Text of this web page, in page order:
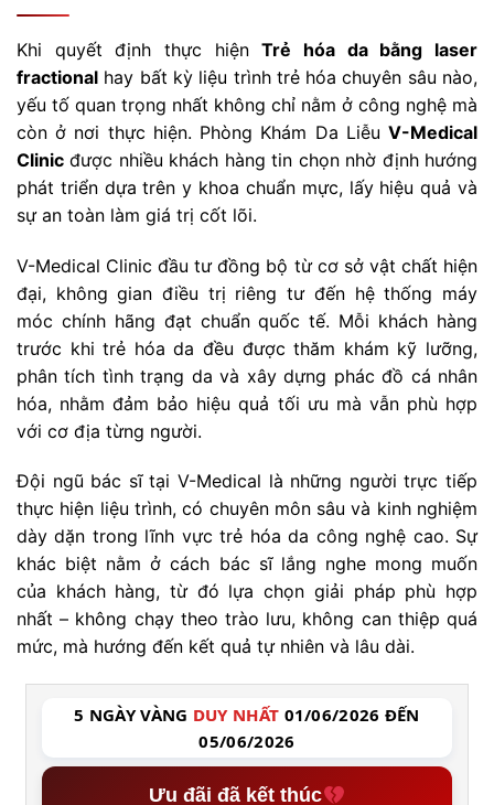
Khi quyết định thực hiệnTrẻ hóa da bằng laser
fractional hay bất kỳ liệu trình trẻ hóa chuyên sâu nào,
yếu tố quan trọng nhất không chỉ nằm ở công nghệ mà
còn ở nơi thực hiện. Phòng Khám Da Liễu V-Medical
Clinic được nhiều khách hàng tin chọn nhờ định hướng
phát triển dựa trên y khoa chuẩn mực, lấy hiệu quả và
sự an toàn làm giá trị cốt lõi.
V-Medical Clinic đầu tư đồng bộ từ cơ sở vật chất hiện
đại, không gian điều trị riêng tư đến hệ thống máy
móc chính hãng đạt chuẩn quốc tế. Mỗi khách hàng
trước khi trẻ hóa da đều được thăm khám kỹ lưỡng,
phân tích tình trạng da và xây dựng phác đồ cá nhân
hóa, nhằm đảm bảo hiệu quả tối ưu mà vẫn phù hợp
với cơ địa từng người.
Đội ngũ bác sĩ tại V-Medical là những người trực tiếp
thực hiện liệu trình, có chuyên môn sâu và kinh nghiệm
dày dặn trong lĩnh vực trẻ hóa da công nghệ cao. Sự
khác biệt nằm ở cách bác sĩ lắng nghe mong muốn
của khách hàng, từ đó lựa chọn giải pháp phù hợp
nhất – không chạy theo trào lưu, không can thiệp quá
mức, mà hướng đến kết quả tự nhiên và lâu dài.
5 NGÀY VÀNG DUY NHẤT 01/06/2026 ĐẾN
05/06/2026
Ưu đãi đã kết thúc